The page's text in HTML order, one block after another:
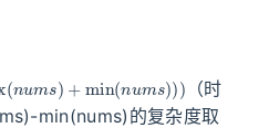
（时
min(nums)的复杂度取